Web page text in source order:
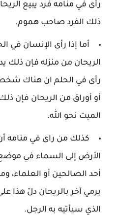
رأى في منامه فرد يبيع
ذلك الفرد صاحب هموم.
أما إذا رأى الإنسان في
الريحان من منزله فإن ذلك
رأى في الحلم ان هناك
أو أوراق من الريحان فإن
الميت نحو الله.
كذلك من راى في منامه
الأرض إلى السماء في
أحد الصالحين أو العلماء،
يرمي آخر بالريحان دلّ هذا
الذي سيأتيه به الرجل.